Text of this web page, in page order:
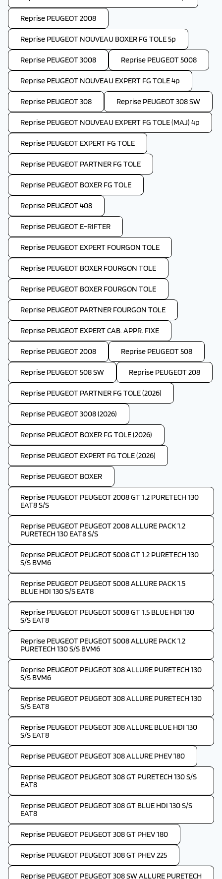
Reprise PEUGEOT 2008
Reprise PEUGEOT NOUVEAU BOXER FG TOLE 5p
Reprise PEUGEOT 3008 Reprise PEUGEOT 5008
Reprise PEUGEOT NOUVEAU EXPERT FG TOLE 4p
Reprise PEUGEOT 308 Reprise PEUGEOT 308 SW
Reprise PEUGEOT NOUVEAU EXPERT FG TOLE (MAJ) 4p
Reprise PEUGEOT EXPERT FG TOLE
Reprise PEUGEOT PARTNER FG TOLE
Reprise PEUGEOT BOXER FG TOLE
Reprise PEUGEOT 408
Reprise PEUGEOT E-RIFTER
Reprise PEUGEOT EXPERT FOURGON TOLE
Reprise PEUGEOT BOXER FOURGON TOLE
Reprise PEUGEOT BOXER FOURGON TOLE
Reprise PEUGEOT PARTNER FOURGON TOLE
Reprise PEUGEOT EXPERT CAB. APPR. FIXE
Reprise PEUGEOT 2008 Reprise PEUGEOT 508
Reprise PEUGEOT 508 SW Reprise PEUGEOT 208
Reprise PEUGEOT PARTNER FG TOLE (2026)
Reprise PEUGEOT 3008 (2026)
Reprise PEUGEOT BOXER FG TOLE (2026)
Reprise PEUGEOT EXPERT FG TOLE (2026)
Reprise PEUGEOT BOXER
Reprise PEUGEOT PEUGEOT 2008 GT 1.2 PURETECH 130
EAT8 S/S
Reprise PEUGEOT PEUGEOT 2008 ALLURE PACK 1.2
PURETECH 130 EAT8 S/S
Reprise PEUGEOT PEUGEOT 5008 GT 1.2 PURETECH 130
S/S BVM6
Reprise PEUGEOT PEUGEOT 5008 ALLURE PACK 1.5
BLUE HDI 130 S/S EAT8
Reprise PEUGEOT PEUGEOT 5008 GT 1.5 BLUE HDI 130
S/S EAT8
Reprise PEUGEOT PEUGEOT 5008 ALLURE PACK 1.2
PURETECH 130 S/S BVM6
Reprise PEUGEOT PEUGEOT 308 ALLURE PURETECH 130
S/S BVM6
Reprise PEUGEOT PEUGEOT 308 ALLURE PURETECH 130
S/S EAT8
Reprise PEUGEOT PEUGEOT 308 ALLURE BLUE HDI 130
S/S EAT8
Reprise PEUGEOT PEUGEOT 308 ALLURE PHEV 180
Reprise PEUGEOT PEUGEOT 308 GT PURETECH 130 S/S
EAT8
Reprise PEUGEOT PEUGEOT 308 GT BLUE HDI 130 S/S
EAT8
Reprise PEUGEOT PEUGEOT 308 GT PHEV 180
Reprise PEUGEOT PEUGEOT 308 GT PHEV 225
Reprise PEUGEOT PEUGEOT 308 SW ALLURE PURETECH